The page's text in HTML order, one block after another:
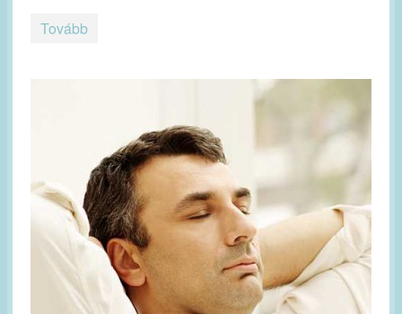
Tovább